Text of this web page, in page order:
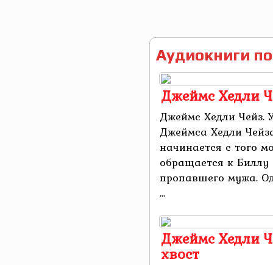
Аудиокниги
Джеймс Хедли
Джеймс Хедли Чейз.
Джеймса Хедли
начинается с того
обращается к Биллу
пропавшего мужа.
...
Джеймс Хедли
хвост